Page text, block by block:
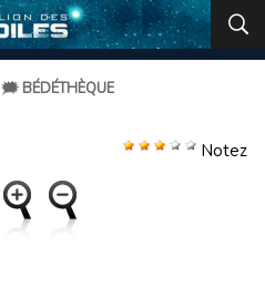
🗯️ BÉDÉTHÈQUE
Notez